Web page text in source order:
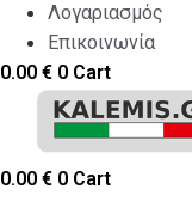
Λογαριασμός
Επικοινωνία
0.00 € 0 Cart
0.00 € 0 Cart